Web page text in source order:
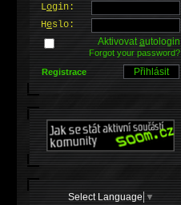
Login:
Heslo:
Aktivovatautologin
Forgot your password?
Registrace
Select Language ▼